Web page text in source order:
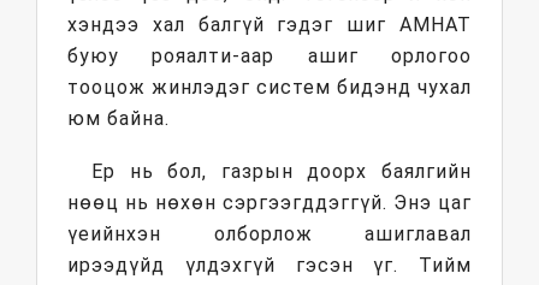
хэндээ хал балгүй гэдэг шиг АМНАТ
буюу рояалти-аар ашиг орлогоо
тооцож жинлэдэг систем бидэнд чухал
юм байна.
Ер нь бол, газрын доорх баялгийн
нөөц нь нөхөн сэргээгддэггүй. Энэ цаг
үеийнхэн олборлож ашиглавал
ирээдүйд үлдэхгүй гэсэн үг. Тийм